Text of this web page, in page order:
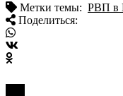
Метки темы: РВП в
Поделиться: